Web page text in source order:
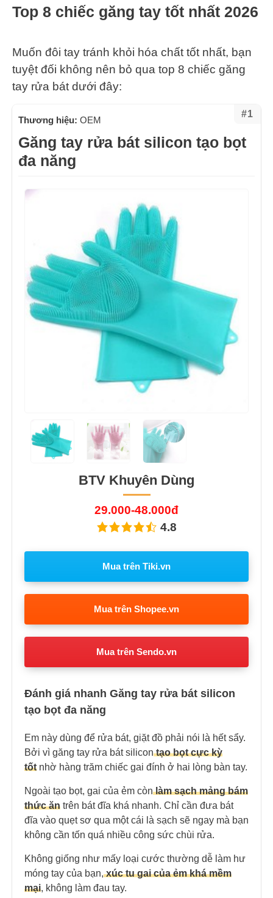
Top 8 chiếc găng tay tốt nhất 2026
Muốn đôi tay tránh khỏi hóa chất tốt nhất, bạn
tuyệt đối không nên bỏ qua top 8 chiếc găng
tay rửa bát dưới đây:
#1
Thương hiệu: OEM
Găng tay rửa bát silicon tạo bọt
đa năng
BTV Khuyên Dùng
29.000-48.000đ
4.8
Mua trên Tiki.vn
Mua trên Shopee.vn
Mua trên Sendo.vn
Đánh giá nhanh Găng tay rửa bát silicon
tạo bọt đa năng
Em này dùng để rửa bát, giặt đồ phải nói là hết sẩy.
Bởi vì găng tay rửa bát silicontạo bọt cực kỳ
tốt nhờ hàng trăm chiếc gai đính ở hai lòng bàn tay.
Ngoài tạo bọt, gai của ẻm cònlàm sạch mảng bám
thức ăn trên bát đĩa khá nhanh. Chỉ cần đưa bát
đĩa vào quẹt sơ qua một cái là sạch sẽ ngay mà bạn
không cần tốn quá nhiều công sức chùi rửa.
Không giống như mấy loại cước thường dễ làm hư
móng tay của bạn,xúc tu gai của ẻm khá mềm
mại, không làm đau tay.